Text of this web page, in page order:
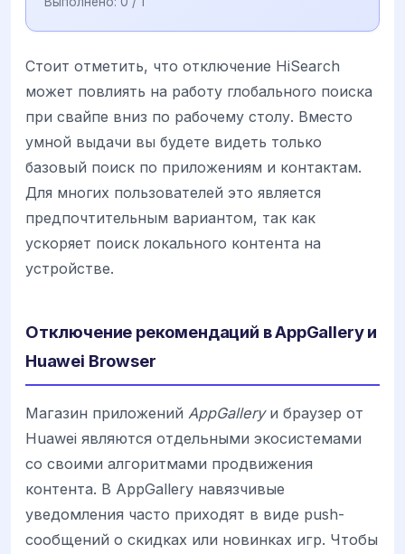
Стоит отметить, что отключение HiSearch
может повлиять на работу глобального поиска
при свайпе вниз по рабочему столу. Вместо
умной выдачи вы будете видеть только
базовый поиск по приложениям и контактам.
Для многих пользователей это является
предпочтительным вариантом, так как
ускоряет поиск локального контента на
устройстве.
Отключение рекомендаций в AppGallery и
Huawei Browser
Магазин приложений AppGalleryи браузер от
Huawei являются отдельными экосистемами
со своими алгоритмами продвижения
контента. В AppGallery навязчивые
уведомления часто приходят в виде push-
сообщений о скидках или новинках игр. Чтобы